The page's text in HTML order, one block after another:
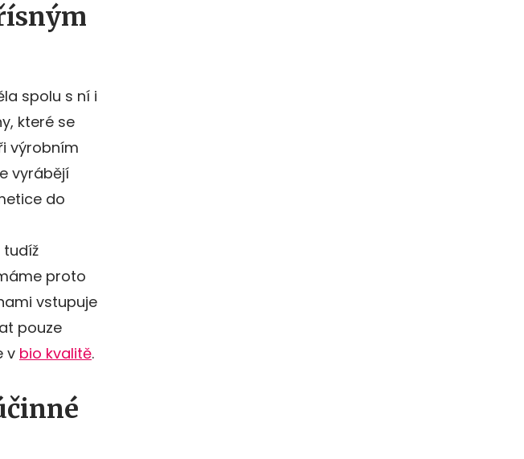
spolu s ní i
které se
výrobním
vyrábějí
do
tudíž
proto
vstupuje
pouze
v bio kvalitě.